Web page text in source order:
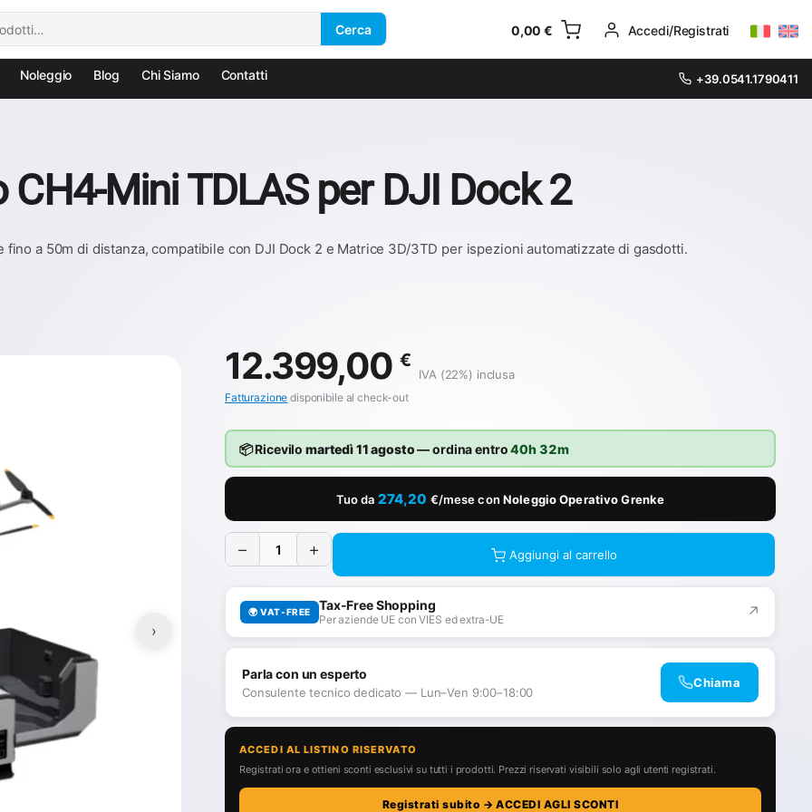
Cerca 0,00€ Accedi/Registrati
Noleggio Blog Chi Siamo Contatti +39.0541.1790411
Mini TDLAS per DJI Dock 2
a 50m di distanza, compatibile con DJI Dock 2 e Matrice 3D/3TD per ispezioni automatizzate di gasdotti.
›
12.399,00 €
IVA (22%) inclusa
Fatturazione disponibile al check-out
📦 Ricevilo martedì 11 agosto— ordina entro40h 32m
Tuo da 274,20 €/mese con Noleggio Operativo Grenke
− + Aggiungi al carrello
🌍 VAT-FREE Tax-Free Shopping
Per aziende UE con VIES ed extra-UE ↗
Parla con un esperto
Consulente tecnico dedicato — Lun–Ven 9:00–18:00
Chiama
ACCEDI AL LISTINO RISERVATO
Registrati ora e ottieni sconti esclusivi su tutti i prodotti. Prezzi riservati visibili solo agli utenti registrati.
Registrati subito → ACCEDI AGLI SCONTI